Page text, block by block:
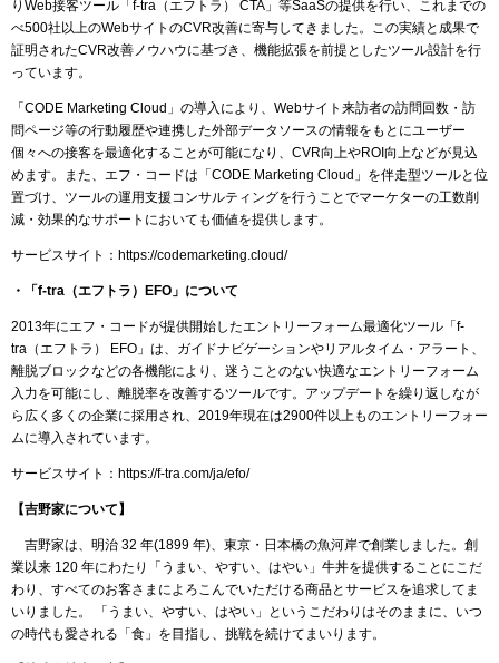
りWeb接客ツール「f-tra（エフトラ） CTA」等SaaSの提供を行い、これまでの
べ500社以上のWebサイトのCVR改善に寄与してきました。この実績と成果で
証明されたCVR改善ノウハウに基づき、機能拡張を前提としたツール設計を行
っています。
「CODE Marketing Cloud」の導入により、Webサイト来訪者の訪問回数・訪
問ページ等の行動履歴や連携した外部データソースの情報をもとにユーザー
個々への接客を最適化することが可能になり、CVR向上やROI向上などが見込
めます。また、エフ・コードは「CODE Marketing Cloud」を伴走型ツールと位
置づけ、ツールの運用支援コンサルティングを行うことでマーケターの工数削
減・効果的なサポートにおいても価値を提供します。
サービスサイト：https://codemarketing.cloud/
・「f-tra（エフトラ）EFO」について
2013年にエフ・コードが提供開始したエントリーフォーム最適化ツール「f-
tra（エフトラ） EFO」は、ガイドナビゲーションやリアルタイム・アラート、
離脱ブロックなどの各機能により、迷うことのない快適なエントリーフォーム
入力を可能にし、離脱率を改善するツールです。アップデートを繰り返しなが
ら広く多くの企業に採用され、2019年現在は2900件以上ものエントリーフォー
ムに導入されています。
サービスサイト：https://f-tra.com/ja/efo/
【吉野家について】
吉野家は、明治 32 年(1899 年)、東京・日本橋の魚河岸で創業しました。創
業以来 120 年にわたり「うまい、やすい、はやい」牛丼を提供することにこだ
わり、すべてのお客さまによろこんでいただける商品とサービスを追求してま
いりました。 「うまい、やすい、はやい」というこだわりはそのままに、いつ
の時代も愛される「食」を目指し、挑戦を続けてまいります。